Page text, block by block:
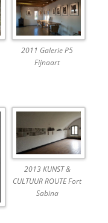
2011 Galerie P5
Fijnaart
2013 KUNST &
CULTUUR ROUTE Fort
Sabina